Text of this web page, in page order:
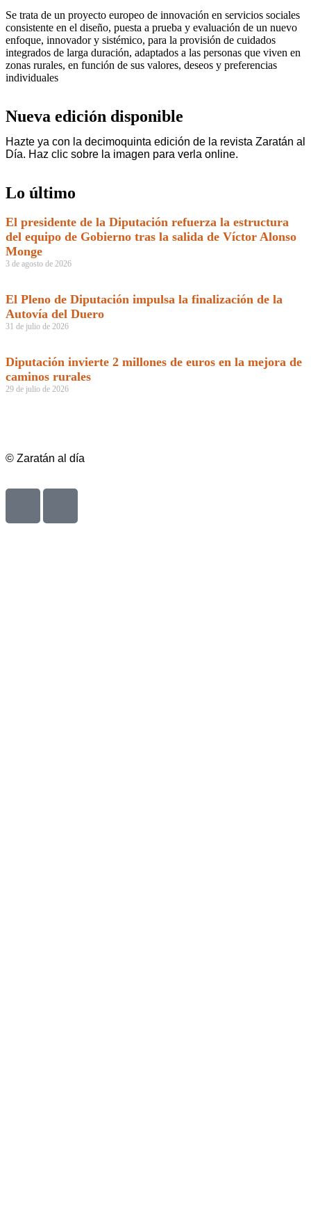
Se trata de un proyecto europeo de innovación en servicios sociales
consistente en el diseño, puesta a prueba y evaluación de un nuevo
enfoque, innovador y sistémico, para la provisión de cuidados
integrados de larga duración, adaptados a las personas que viven en
zonas rurales, en función de sus valores, deseos y preferencias
individuales
Nueva edición disponible
Hazte ya con la decimoquinta edición de la revista Zaratán al
Día. Haz clic sobre la imagen para verla online.
Lo último
El presidente de la Diputación refuerza la estructura
del equipo de Gobierno tras la salida de Víctor Alonso
Monge
3 de agosto de 2026
El Pleno de Diputación impulsa la finalización de la
Autovía del Duero
31 de julio de 2026
Diputación invierte 2 millones de euros en la mejora de
caminos rurales
29 de julio de 2026
© Zaratán al día